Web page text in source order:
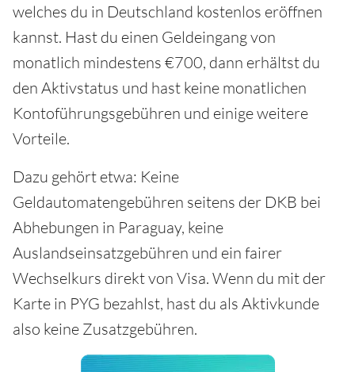
welches du in Deutschland kostenlos eröffnen
kannst. Hast du einen Geldeingang von
monatlich mindestens €700, dann erhältst du
den Aktivstatus und hast keine monatlichen
Kontoführungsgebühren und einige weitere
Vorteile.
Dazu gehört etwa: Keine
Geldautomatengebühren seitens der DKB bei
Abhebungen in Paraguay, keine
Auslandseinsatzgebühren und ein fairer
Wechselkurs direkt von Visa. Wenn du mit der
Karte in PYG bezahlst, hast du als Aktivkunde
also keine Zusatzgebühren.